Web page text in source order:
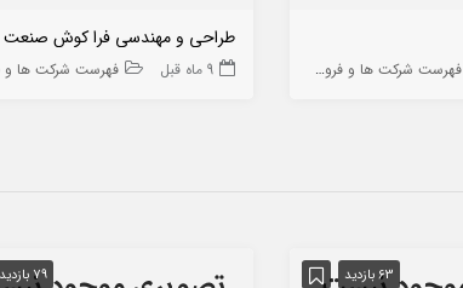
فهرست شرکت ها و فروشگاه ها
طراحی و مهندسی فرا کوش
9 ماه قبل فهرست شرکت ها و
63 بازدید 79 بازدید